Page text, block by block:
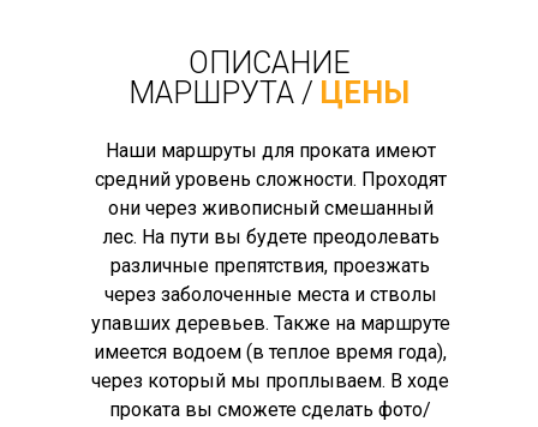
ОПИСАНИЕ
МАРШРУТА / ЦЕНЫ
Наши маршруты для проката имеют
средний уровень сложности. Проходят
они через живописный смешанный
лес. На пути вы будете преодолевать
различные препятствия, проезжать
через заболоченные места и стволы
упавших деревьев. Также на маршруте
имеется водоем (в теплое время года),
через который мы проплываем. В ходе
проката вы сможете сделать фото/